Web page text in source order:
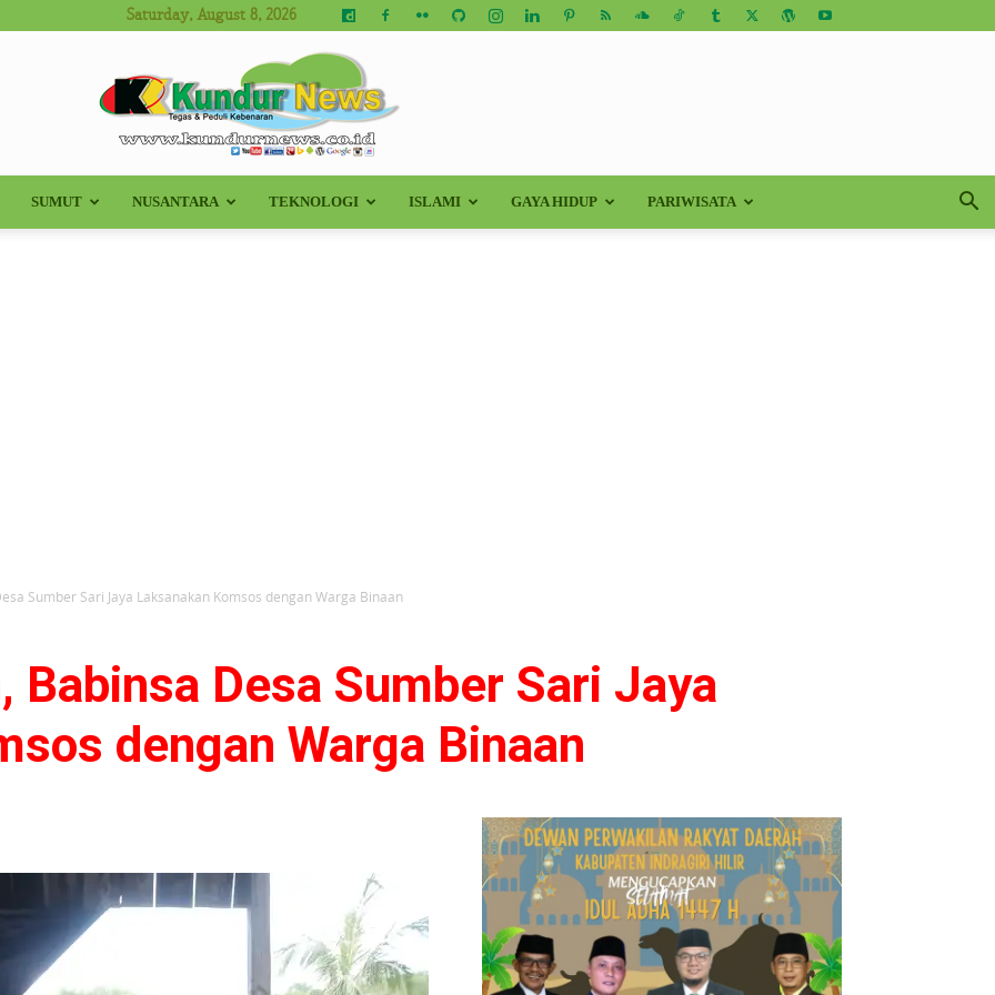
Saturday, August 8, 2026
Kundur
SUMUT NUSANTARA TEKNOLOGI ISLAMI GAYA HIDUP PARIWISATA
Sumber Sari Jaya Laksanakan Komsos dengan Warga Binaan
Babinsa Desa Sumber Sari Jaya
dengan Warga Binaan